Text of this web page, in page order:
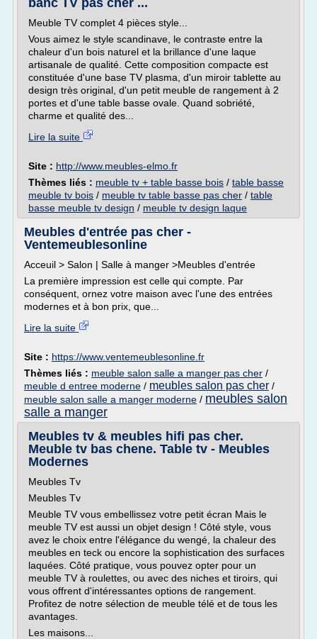
banc TV pas cher ...
Meuble TV complet 4 pièces style...
Vous aimez le style scandinave, le contraste entre la
chaleur d'un bois naturel et la brillance d'une laque
artisanale de qualité. Cette composition compacte est
constituée d'une base TV plasma, d'un miroir tablette au
design très original, d'un petit meuble de rangement à 2
portes et d'une table basse ovale. Quand sobriété,
charme et qualité des...
Lire la suite
Site : http://www.meubles-elmo.fr
Thèmes liés : meuble tv + table basse bois / table basse
meuble tv bois / meuble tv table basse pas cher / table
basse meuble tv design / meuble tv design laque
Meubles d'entrée pas cher -
Ventemeublesonline
Acceuil > Salon | Salle à manger >Meubles d'entrée
La première impression est celle qui compte. Par
conséquent, ornez votre maison avec l'une des entrées
modernes et à bon prix, que...
Lire la suite
Site : https://www.ventemeublesonline.fr
Thèmes liés : meuble salon salle a manger pas cher /
meuble d entree moderne / meubles salon pas cher /
meuble salon salle a manger moderne / meubles salon
salle a manger
Meubles tv & meubles hifi pas cher.
Meuble tv bas chene. Table tv - Meubles
Modernes
Meubles Tv
Meubles Tv
Meuble TV vous embellissez votre petit écran Mais le
meuble TV est aussi un objet design ! Côté style, vous
avez le choix entre l'élégance du wengé, la chaleur des
meubles en teck ou encore la sophistication des surfaces
laquées. Côté pratique, vous pouvez opter pour un
meuble TV à roulettes, ou avec des niches et tiroirs, qui
vous offrent d'intéressantes options de rangement.
Profitez de notre sélection de meuble télé et de tous les
avantages.
Les maisons...